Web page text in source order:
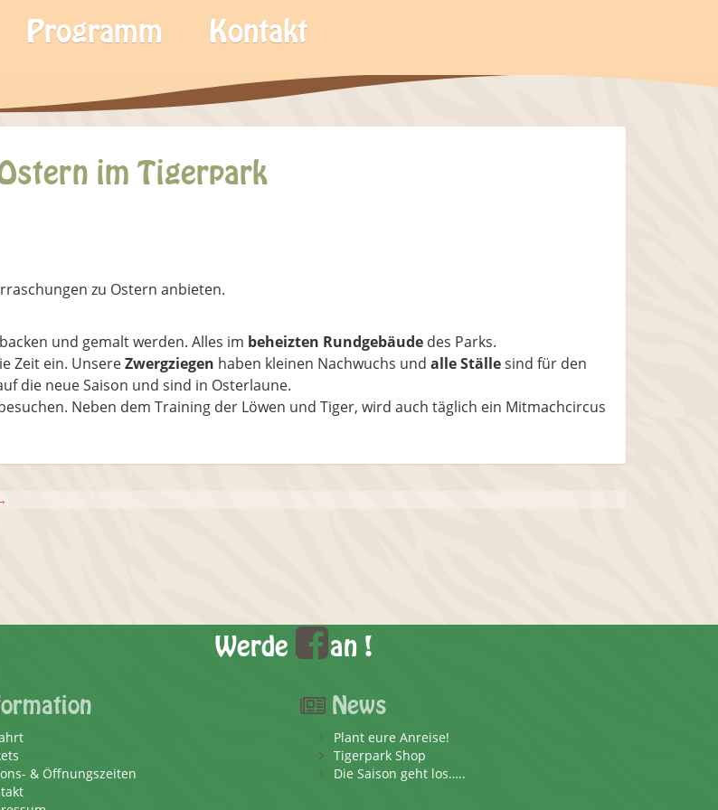
Programm Kontakt
im Tigerpark
zu Ostern anbieten.
und gemalt werden. Alles im beheizten Rundgebäude des Parks.
Zeit ein. UnsereZwergziegen haben kleinen Nachwuchs undalle Ställesind für den
die neue Saison und sind in Osterlaune.
Neben dem Training der Löwen und Tiger, wird auch täglich ein Mitmachcircus
Werde an !
& Öffnungszeiten
News
Plant eure Anreise!
Tigerpark Shop
Die Saison geht los…..